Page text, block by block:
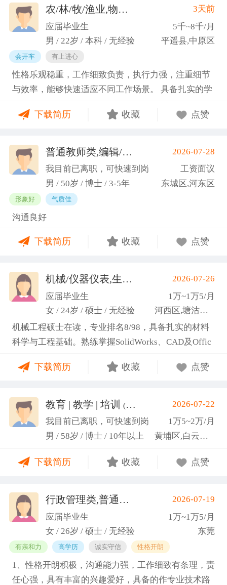
基金项目以及国家重大课题项目申报书的撰写。
（2）沟通能力强，2023年9月-2024年6月在研究生管
理办公室担任助管，主要负责硕士、博士研究生开
题、预答辩和正式答辩答辩秘书工作，同时负责研究
生入学复试相关工作，研究生日常事务管理工作，与
老师和同学多方沟通协调；2025年4月-2025年7月在
图书馆信息处担任助管，主要负责毕业生论文查重、
上传，毕业生信息核对，以及协助图书馆老师与学生
沟通举办各种活动。 （3）组织管理能力强，在读期
一百余人，并组织每天口语晨读活动，同时不定期举
办各种社团内部活动，如迎新、英语角等。
农/林/牧/渔业,物业管理,环保,物流/仓储,人事/行政/后勤
3天前
应届毕业生
5千~8千/月
男 / 22岁 / 本科 / 无经验
平遥县,中原区
会开车 有上进心
性格乐观稳重，工作细致负责，执行力强，注重细节
与效率，能够快速适应不同工作场景。 具备扎实的学
路与良好的问题处理意识。 拥有较强的团队协作与跨
稳步成长并创造价值。
下载简历 收藏 点赞
普通教师类,编辑/出版/印刷 (刘先生)
2026-07-28
我目前已离职，可快速到岗
工资面议
男 / 50岁 / 博士 / 3-5年
东城区,河东区
形象好 气质佳
沟通良好
下载简历 收藏 点赞
机械/仪器仪表,生产管理/研发 (高蕾)
2026-07-26
应届毕业生
1万~1万5/月
女 / 24岁 / 硕士 / 无经验
河西区,塘沽区,东丽区
机械工程硕士在读，专业排名8/98，具备扎实的材料
科学与工程基础。熟练掌握SolidWorks、CAD及Offic
2项天津市科研项目，擅长实验设计与数据分析;曾带
优秀的团队协作与沟通协调能力，责任心强，渴望将
科研严谨性融入实践工作中
下载简历 收藏 点赞
教育 | 教学 | 培训 (汤山文)
2026-07-22
我目前已离职，可快速到岗
1万5~2万/月
男 / 58岁 / 博士 / 10年以上
黄埔区,白云区,增城市
下载简历 收藏 点赞
行政管理类,普通教师类 (蓝小艳)2026-07-19
应届毕业生
1万~1万5/月
女 / 26岁 / 硕士 / 无经验
东莞
有亲和力 高学历 诚实守信 性格开朗
1、性格开朗积极，沟通能力强，工作细致有条理，责
任心强，具有丰富的兴趣爱好，具备的作专业技术路